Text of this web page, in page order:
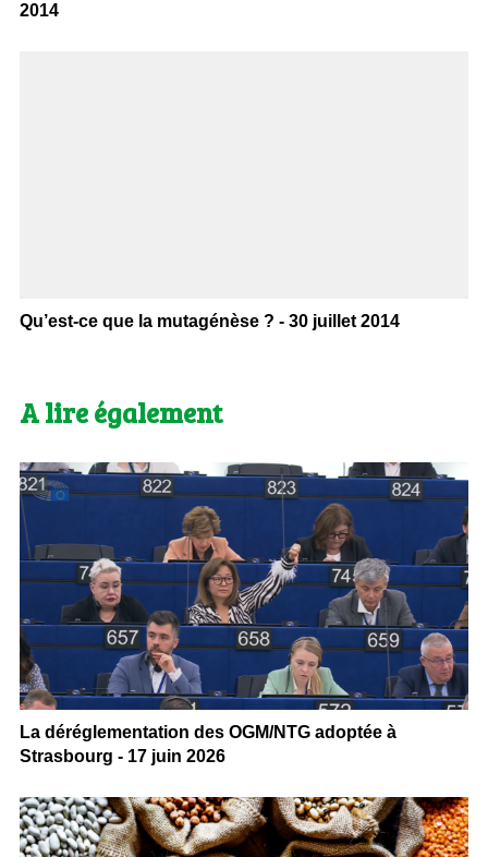
2014
Qu’est-ce que la mutagénèse ? - 30 juillet 2014
A lire également
La déréglementation des OGM/NTG adoptée à
Strasbourg - 17 juin 2026